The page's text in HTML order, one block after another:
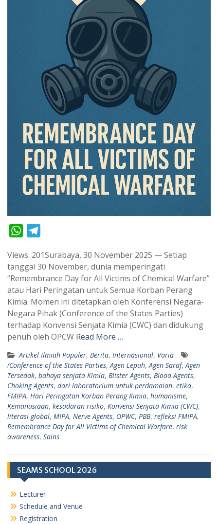
W
a
t
s
A
p
p
e
g
r
a
m
Views: 201Surabaya, 30 November 2025 — Setiap
tanggal 30 November, dunia memperingati
“Remembrance Day for All Victims of Chemical Warfare”
atau Hari Peringatan untuk Semua Korban Perang
Kimia. Momen ini ditetapkan oleh Konferensi Negara-
Negara Pihak (Conference of the States Parties)
terhadap Konvensi Senjata Kimia (CWC) dan didukung
penuh oleh OPCW Read More …
Artikel Ilmiah Populer, Berita, Internasional, Varia
(Conference of the States Parties,Agen Lepuh,Agen Saraf,Agen
Tersedak, bahaya senjata Kimia, Blister Agents, Blood Agents,
Choking Agents, dari laboratorium untuk perdamaian, etika,
FMIPA, Hari Peringatan Korban Perang Kimia, humanisme,
Kemanusiaan, kesadaran risiko, Konvensi Senjata Kimia (CWC),
literasi global, MIPA, Nerve Agents, OPWC, PBB, refleksi FMIPA,
Remembrance Day for All Victims of Chemical Warfare, risk
awareness, Sains
SEAMS SCHOOL 2026
Lecturer
Schedule and Venue
Registration